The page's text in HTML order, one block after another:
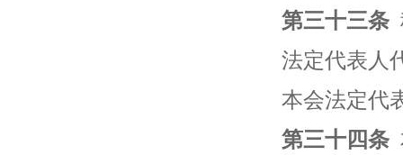
第三十三条
法定代表人
本会法定代
第三十四条